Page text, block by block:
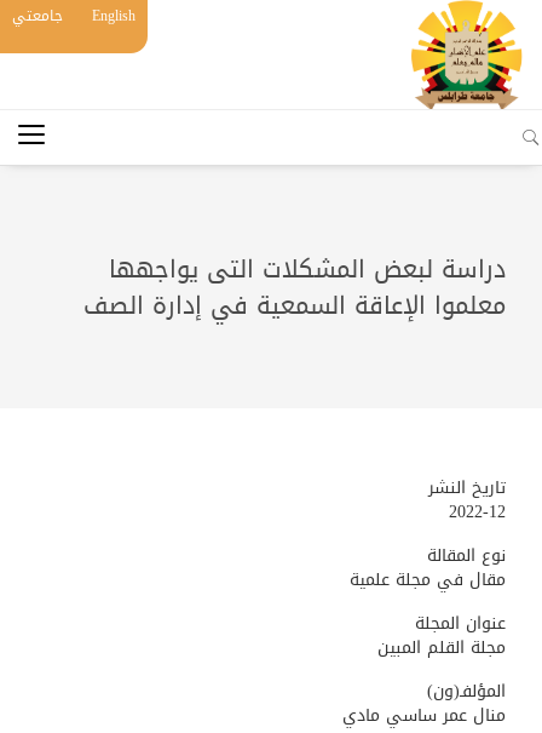
English جامعتي
دراسة لبعض المشكلات التى يواجهها
معلموا الإعاقة السمعية في إدارة الصف
تاريخ النشر
2022-12
نوع المقالة
مقال في مجلة علمية
عنوان المجلة
مجلة القلم المبين
المؤلفـ(ون)
منال عمر ساسي مادي